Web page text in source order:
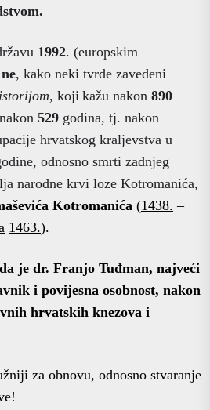
1992. (europskim
ne, kako neki tvrde zavedeni
istorijom, koji kažu nakon 890
529 godina, tj. nakon
hrvatskog kraljevstva u
odnosno smrti zadnjeg
narodne krvi loze Kotromanića,
Kotromanića (1438. –
1463.).
je dr. Franjo Tuđman, najveći
i povijesna osobnost, nakon
hrvatskih knezova i
za obnovu, odnosno stvaranje